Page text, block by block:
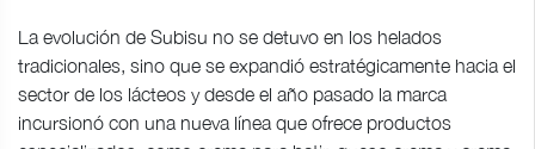
La evolución de Subisu no se detuvo en los helados
tradicionales, sino que se expandió estratégicamente hacia el
sector de los lácteos y desde el año pasado la marca
incursionó con una nueva línea que ofrece productos